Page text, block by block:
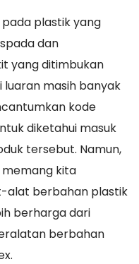
plastik yang
dan
yang ditimbukan
luaran masih banyak
kode
diketahui masuk
tersebut. Namun,
kita
alat berbahan plastik
berharga dari
berbahan